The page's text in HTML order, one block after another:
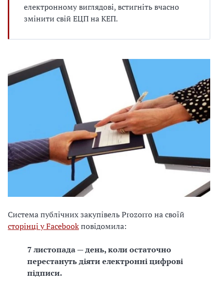
електронному виглядові, встигніть вчасно
змінити свій ЕЦП на КЕП.
Система публічних закупівель Prozorro на своїй
сторінці у Facebookповідомила:
7 листопада — день, коли остаточно
перестануть діяти електронні цифрові
підписи.